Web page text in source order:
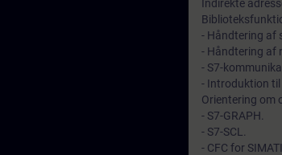
Indirekte
- Håndtering af
- Håndtering af
- S7-
- Introduktion til
Orientering om
- S7-GRAPH.
- S7-SCL.
- CFC for